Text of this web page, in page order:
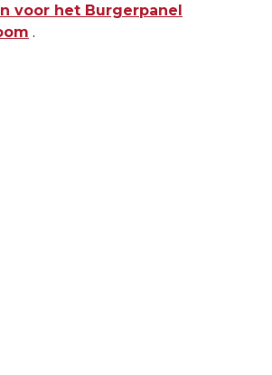
voor het Burgerpanel
.